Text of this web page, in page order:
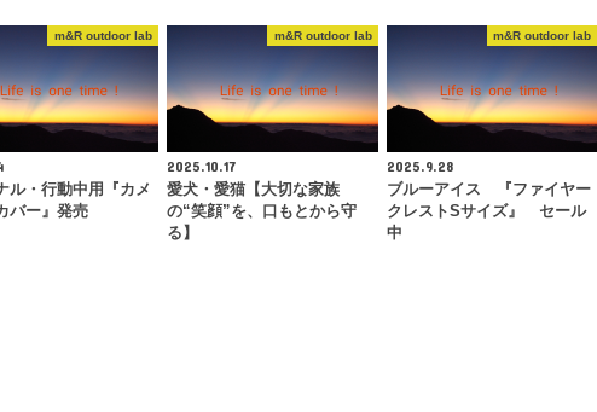
m&R outdoor lab
ル・行動中用『カメ
バー』発売
m&R outdoor lab
2025.10.17
愛犬・愛猫【大切な家族
の“笑顔”を、口もとから守
る】
m&R outdoor lab
2025.9.28
ブルーアイス 『ファイヤー
クレストSサイズ』 セール
中